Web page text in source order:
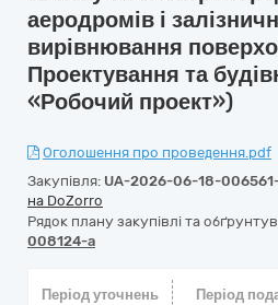
аеродромів і
вирівнювання
Проектування та
«Робочий проект»)
Оголошення про проведення.pdf
Закупівля: UA-2026-06-18-
на DoZorro
Рядок плану закупівлі та
008124-a
Період уточнень
Період